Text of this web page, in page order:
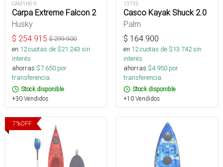
CAM1H0-5
Carpa Extreme Falcon 2
Husky
$ 254.915 $299.900
en 12cuotas de $21.243 sin
interés
ahorras $7.650 por
transferencia.
Stock disponible
+30 Vendidos
13733
Casco Kayak Shuck 2.0
Palm
$ 164.900
en 12cuotas de $13.742sin
interés
ahorras $4.950 por
transferencia.
Stock disponible
+10 Vendidos
7%OFF